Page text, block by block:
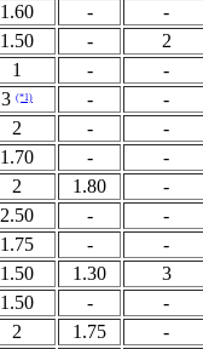
1.60 - -
1.50 - 2
1 - -
3 (*1) - -
2 - -
1.70 - -
2 1.80 -
2.50 - -
1.75 - -
1.50 1.30 3
1.50 - -
2 1.75 -